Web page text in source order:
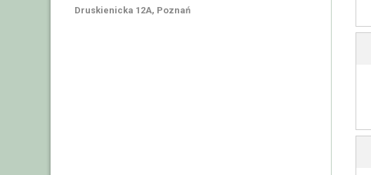
Druskienicka 12A, Poznań